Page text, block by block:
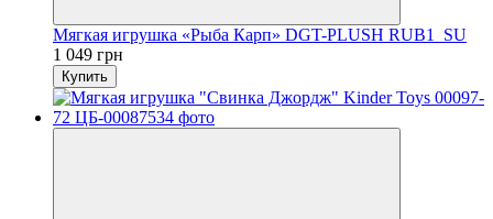
Мягкая игрушка «Рыба Карп» DGT-PLUSH RUB1_SU
1 049 грн
Купить